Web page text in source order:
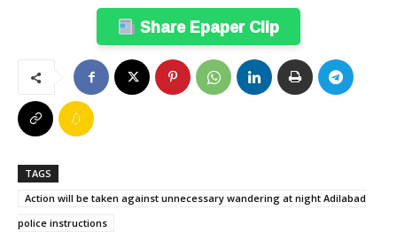
Share Epaper Clip
TAGS
Action will be taken against unnecessary wandering at night Adilabad
police instructions